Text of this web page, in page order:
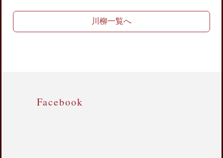
川柳一覧へ
Facebook